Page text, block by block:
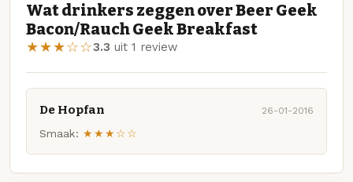
Wat drinkers zeggen over Beer Geek
Bacon/Rauch Geek Breakfast
★★★☆☆3.3 uit 1 review
De Hopfan 26-01-2016
Smaak: ★★★☆☆